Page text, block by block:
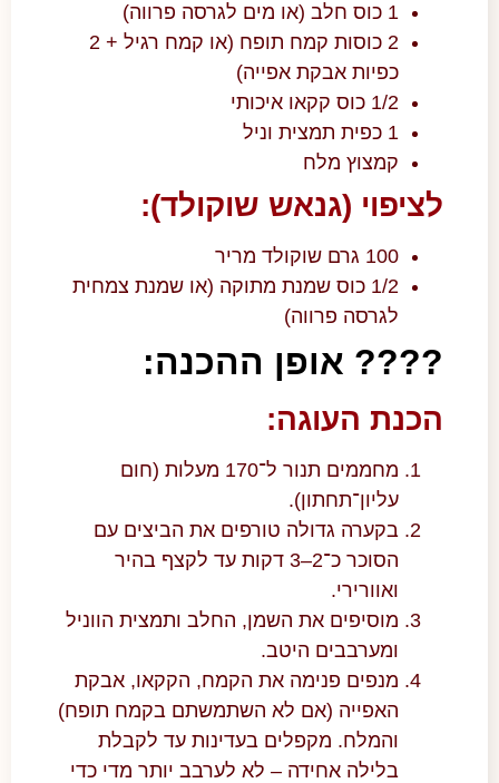
1 כוס חלב (או מים לגרסה פרווה)
2 כוסות קמח תופח (או קמח רגיל + 2
כפיות אבקת אפייה)
1/2 כוס קקאו איכותי
1 כפית תמצית וניל
קמצוץ מלח
לציפוי (גנאש שוקולד):
100 גרם שוקולד מריר
1/2 כוס שמנת מתוקה (או שמנת צמחית
לגרסה פרווה)
???? אופן ההכנה:
הכנת העוגה:
מחממים תנור ל־170 מעלות (חום
עליון־תחתון).
בקערה גדולה טורפים את הביצים עם
הסוכר כ־2–3 דקות עד לקצף בהיר
ואוורירי.
מוסיפים את השמן, החלב ותמצית הווניל
ומערבבים היטב.
מנפים פנימה את הקמח, הקקאו, אבקת
האפייה (אם לא השתמשתם בקמח תופח)
והמלח. מקפלים בעדינות עד לקבלת
בלילה אחידה – לא לערבב יותר מדי כדי